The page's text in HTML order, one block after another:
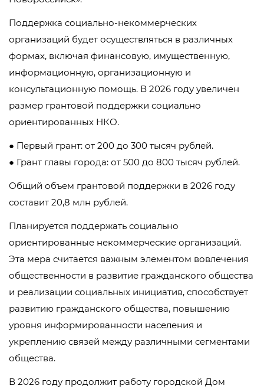
Поддержка социально-некоммерческих
организаций будет осуществляться в различных
формах, включая финансовую, имущественную,
информационную, организационную и
консультационную помощь. В 2026 году увеличен
размер грантовой поддержки социально
ориентированных НКО.
● Первый грант: от 200 до 300 тысяч рублей.
● Грант главы города: от 500 до 800 тысяч рублей.
Общий объем грантовой поддержки в 2026 году
составит 20,8 млн рублей.
Планируется поддержать социально
ориентированные некоммерческие организаций.
Эта мера считается важным элементом вовлечения
общественности в развитие гражданского общества
и реализации социальных инициатив, способствует
развитию гражданского общества, повышению
уровня информированности населения и
укреплению связей между различными сегментами
общества.
В 2026 году продолжит работу городской Дом